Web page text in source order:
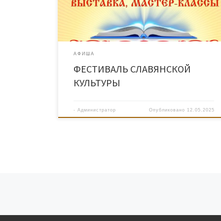
АФИША
ФЕСТИВАЛЬ СЛАВЯНСКОЙ
КУЛЬТУРЫ
-Администратор Опубликовано 12.05.2025